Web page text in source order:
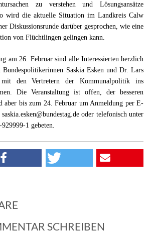
zu verstehen und Lösungsansätze
wird die aktuelle Situation im Landkreis Calw
Diskussionsrunde darüber gesprochen, wie eine
von Flüchtlingen gelingen kann.
am 26. Februar sind alle Interessierten herzlich
Bundespolitikerinnen Saskia Esken und Dr. Lars
mit den Vertretern der Kommunalpolitik ins
Die Veranstaltung ist offen, der besseren
aber bis zum 24. Februar um Anmeldung per E-
saskia.esken@bundestag.de oder telefonisch unter
1 gebeten.
SCHREIBEN